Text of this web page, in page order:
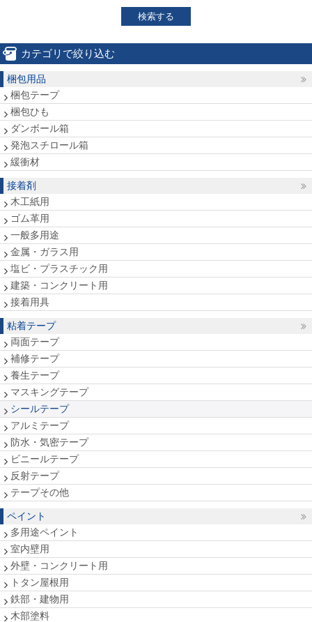
検索する
カテゴリで絞り込む
梱包用品
梱包テープ
梱包ひも
ダンボール箱
発泡スチロール箱
緩衝材
接着剤
木工紙用
ゴム革用
一般多用途
金属・ガラス用
塩ビ・プラスチック用
建築・コンクリート用
接着用具
粘着テープ
両面テープ
補修テープ
養生テープ
マスキングテープ
シールテープ
アルミテープ
防水・気密テープ
ビニールテープ
反射テープ
テープその他
ペイント
多用途ペイント
室内壁用
外壁・コンクリート用
トタン屋根用
鉄部・建物用
木部塗料